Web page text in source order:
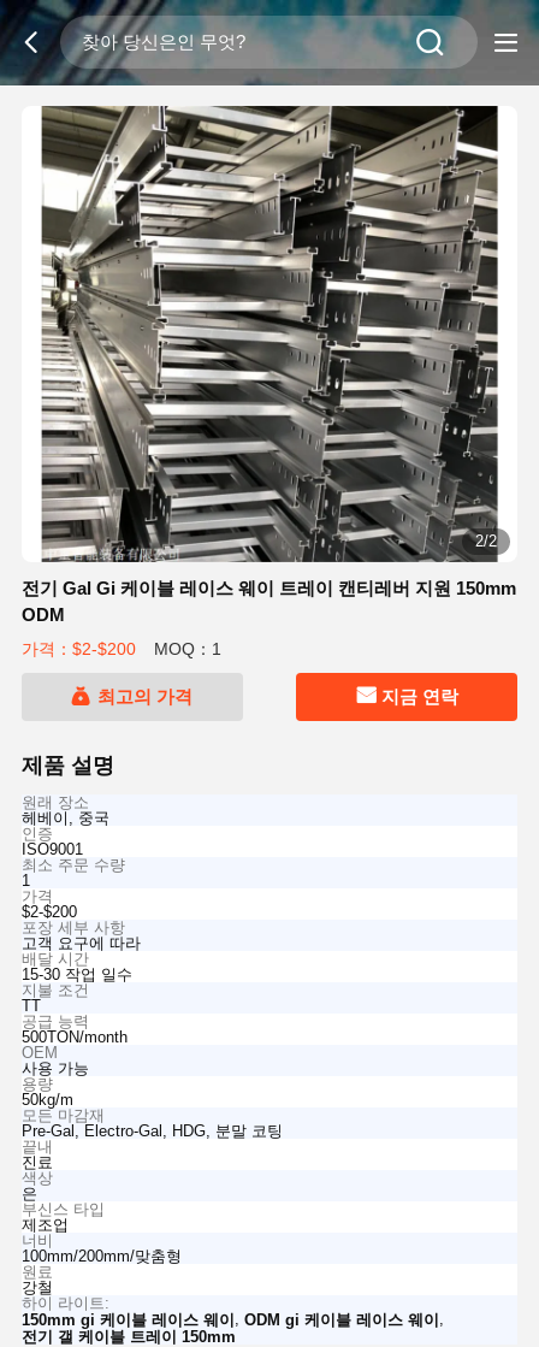
2/2
전기 Gal Gi 케이블 레이스 웨이 트레이 캔티레버 지원 150mm
ODM
가격：$2-$200 MOQ：1
최고의 가격 지금 연락
제품 설명
원래 장소
헤베이, 중국
인증
ISO9001
최소 주문 수량
1
가격
$2-$200
포장 세부 사항
고객 요구에 따라
배달 시간
15-30 작업 일수
지불 조건
TT
공급 능력
500TON/month
OEM
사용 가능
용량
50kg/m
모든 마감재
Pre-Gal, Electro-Gal, HDG, 분말 코팅
끝내
진료
색상
은
부신스 타입
제조업
너비
100mm/200mm/맞춤형
원료
강철
하이 라이트:
150mm gi 케이블 레이스 웨이
ODM gi 케이블 레이스 웨이
전기 갤 케이블 트레이 150mm